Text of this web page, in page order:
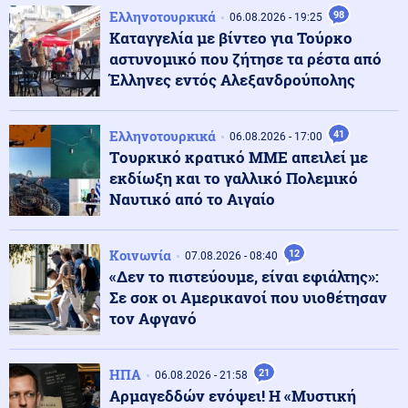
Κόσμος 08.08.2026 - 13:05
3.400 τόνοι φαρμάκων στα σκουπίδια σε έναν χρόνο
στην Αγγλία
Τεχνολογία
Τι φέρνει η επόμενη γενιά δικτύων - Η δυναμική στην
Ελλάδα και οι προκλήσεις
Κοινωνία
δικηγόρος του 55χρονου
Ρωσία 08.08.2026 - 12:55
ΈΚΤΑΚΤΟ: Ταρακούνησαν το Βερολίνο τα ρωσικά
μαχητικά Su-30SM2 που έκαναν "ασκήσεις" με
πραγματικά πυρά στο Καλίνινγκραντ
Ελληνοτουρκικά 06.08.2026 - 19:25 98
Καταγγελία με βίντεο για Τούρκο
αστυνομικό που ζήτησε τα ρέστα από
Έλληνες εντός Αλεξανδρούπολης
Ελληνοτουρκικά 06.08.2026 - 17:00 41
Tουρκικό κρατικό ΜΜΕ απειλεί με
εκδίωξη και το γαλλικό Πολεμικό
Ναυτικό από το Αιγαίο
Κοινωνία 07.08.2026 - 08:40 12
«Δεν το πιστεύουμε, είναι εφιάλτης»:
Σε σοκ οι Αμερικανοί που υιοθέτησαν
τον Αφγανό
ΗΠΑ 06.08.2026 - 21:58 21
Αρμαγεδδών ενόψει! Η «Μυστική